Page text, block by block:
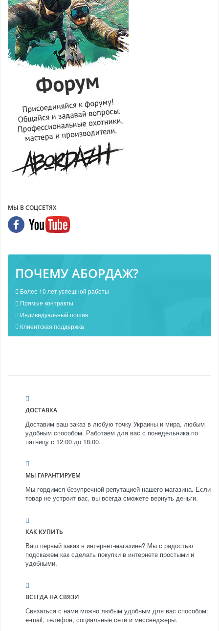
МЫ В СОЦСЕТЯХ
ПОЧЕМУ АБОРДАЖ?
Более 10 лет успешной работы
Прямые контракты
Индивидуальный пошив
Клиентская поддержка
ДОСТАВКА
Доставим ваш заказ в любую точку Украины и мира, любым
удобным способом. Работаем для вас с понедельника по
пятницу с 12:00 до 18:00.
МЫ ГАРАНТИРУЕМ
Мы гордимся безупречной репутацией нашего магазина. Если
товар не устроит вас, вы всегда сможете вернуть деньги.
КАК КУПИТЬ
Ваш первый заказ в интернет-магазине? Мы с радостью
подскажем как сделать покупки в интернете простыми и
удобными.
ВСЕГДА НА СВЯЗИ
Связаться с нами можно любым удобным для вас способом:
e-mail, телефон, социальные сети и мессенджеры.